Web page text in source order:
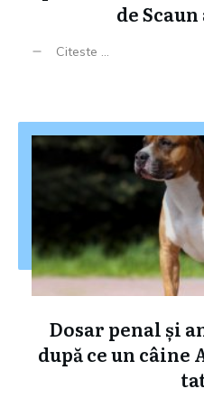
de
Citeste ...
Dosar penal și
după ce un câine